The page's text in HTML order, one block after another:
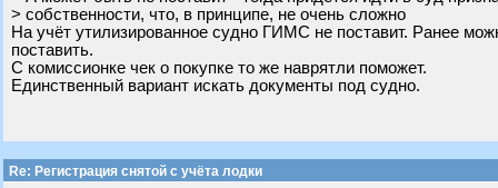
> собственности, что, в принципе, не очень сложно
На учёт утилизированное судно ГИМС не поставит. Ранее
поставить.
С комиссионке чек о покупке то же наврятли поможет.
Единственный вариант искать документы под судно.
Re: Регистрация снятой с учёта лодки